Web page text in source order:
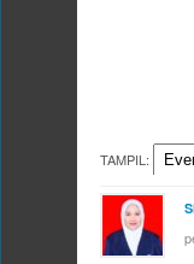
TAMPIL: